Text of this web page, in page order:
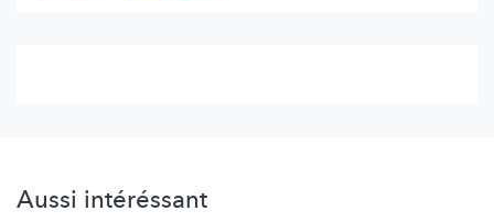
Aussi intéréssant